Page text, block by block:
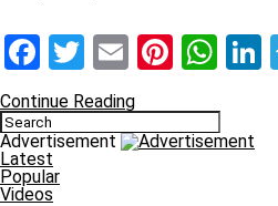
Facebook
Twitter
Email
Continue Reading
Advertisement
Latest
Popular
Videos